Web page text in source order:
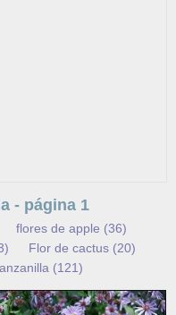
- página 1
flores de apple (36)
Flor de cactus (20)
(121)
(170)
(10)
Azafranes (86)